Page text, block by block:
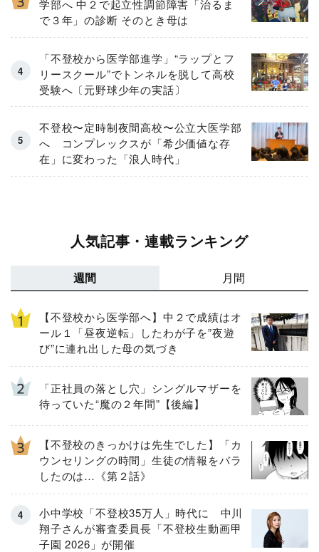
学部へ 中２で起立性調節障害「治るま
で３年」の診断 そのとき母は
「不登校から医学部進学」“ラップとフ
リースクール”でトンネルを脱して高校
受験へ〔元野球少年の実話〕
不登校〜定時制夜間高校〜公立大医学部
へ コンプレックスが「希少価値な存
在」に変わった「浪人時代」
人気記事・連載ランキング
週間 月間
【不登校から医学部へ】中２で成績はオ
ール１「昼夜逆転」したわが子を”夜遊
び”に連れ出した母の気づき
「正社員の落とし穴」シングルマザーを
待っていた“魔の２年間”【後編】
【不登校のきっかけは先生でした】「カ
ウンセリングの時間」生徒の情報をバラ
したのは…《第２話》
小中学校「不登校35万人」時代に 中川
翔子さんが審査委員長「不登校生動画甲
子園 2026」が開催